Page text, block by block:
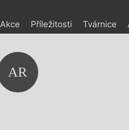
Akce Příležitosti Tvárnice
AR